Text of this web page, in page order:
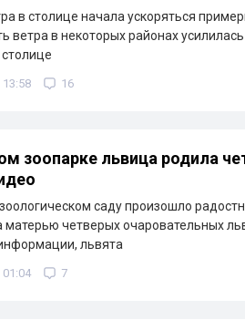
в столице начала ускоряться
ветра в некоторых районах
13:58 16
зоопарке львица родила
саду произошло
матерью четверых очаровательных
львята
01:04 7